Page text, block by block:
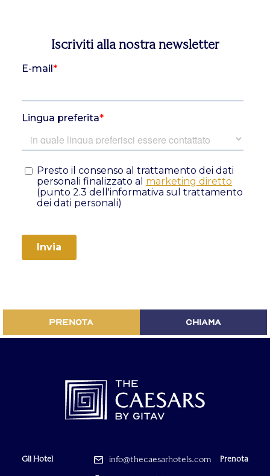
Iscriviti alla nostra newsletter
PRENOTA CHIAMA
Gli Hotel info@thecaesarhotels.com Prenota